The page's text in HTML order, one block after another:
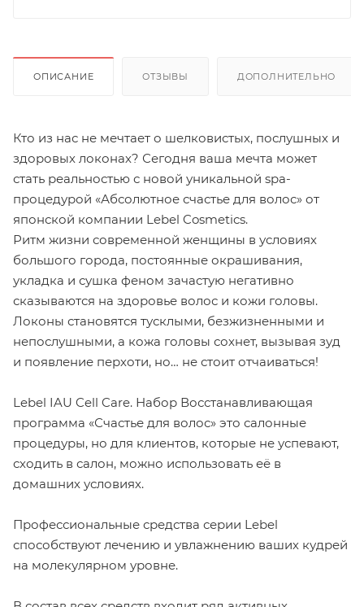
ОПИСАНИЕ ОТЗЫВЫ ДОПОЛНИТЕЛЬНО
Кто из нас не мечтает о шелковистых, послушных и
здоровых локонах? Сегодня ваша мечта может
стать реальностью с новой уникальной spa-
процедурой «Абсолютное счастье для волос» от
японской компании Lebel Cosmetics.
Ритм жизни современной женщины в условиях
большого города, постоянные окрашивания,
укладка и сушка феном зачастую негативно
сказываются на здоровье волос и кожи головы.
Локоны становятся тусклыми, безжизненными и
непослушными, а кожа головы сохнет, вызывая зуд
и появление перхоти, но… не стоит отчаиваться!
Lebel IAU Cell Care. Набор Восстанавливающая
программа «Счастье для волос» это салонные
процедуры, но для клиентов, которые не успевают,
сходить в салон, можно использовать её в
домашних условиях.
Профессиональные средства серии Lebel
способствуют лечению и увлажнению ваших кудрей
на молекулярном уровне.